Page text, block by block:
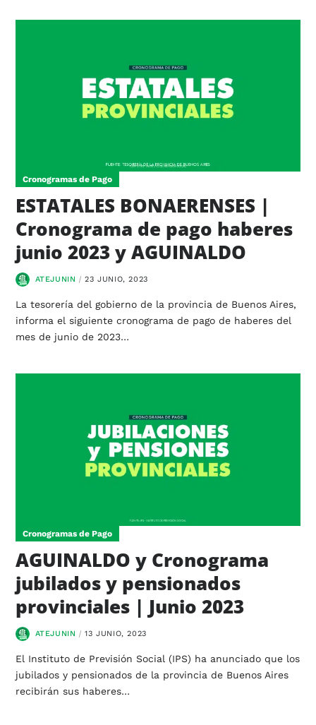
Cronogramas de Pago
ESTATALES BONAERENSES |
Cronograma de pago haberes
junio 2023 y AGUINALDO
ATEJUNIN 23 JUNIO, 2023
La tesorería del gobierno de la provincia de Buenos Aires,
informa el siguiente cronograma de pago de haberes del
mes de junio de 2023…
Cronogramas de Pago
AGUINALDO y Cronograma
jubilados y pensionados
provinciales | Junio 2023
ATEJUNIN 13 JUNIO, 2023
El Instituto de Previsión Social (IPS) ha anunciado que los
jubilados y pensionados de la provincia de Buenos Aires
recibirán sus haberes…